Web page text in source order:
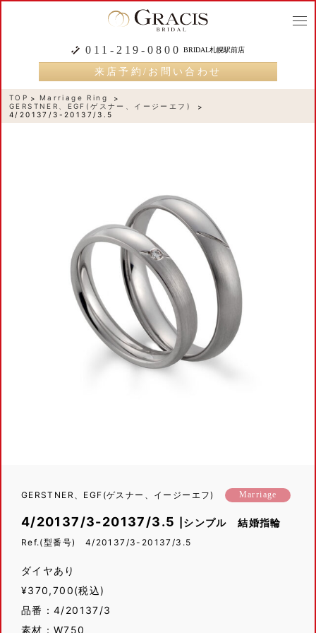
011-219-0800 BRIDAL札幌駅前店
来店予約/お問い合わせ
TOP
Marriage Ring
GERSTNER、EGF(ゲスナー、イージーエフ)
4/20137/3-20137/3.5
GERSTNER、EGF(ゲスナー、イージーエフ) Marriage
4/20137/3-20137/3.5 |シンプル 結婚指輪
Ref.(型番号) 4/20137/3-20137/3.5
ダイヤあり
¥370,700(税込)
品番：4/20137/3
素材：W750